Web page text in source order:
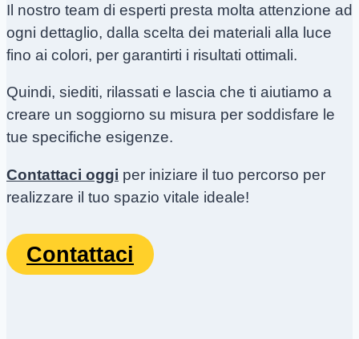
Il nostro team di esperti presta molta attenzione ad
ogni dettaglio, dalla scelta dei materiali alla luce
fino ai colori, per garantirti i risultati ottimali.
Quindi, siediti, rilassati e lascia che ti aiutiamo a
creare un soggiorno su misura per soddisfare le
tue specifiche esigenze.
Contattaci oggi per iniziare il tuo percorso per
realizzare il tuo spazio vitale ideale!
Contattaci